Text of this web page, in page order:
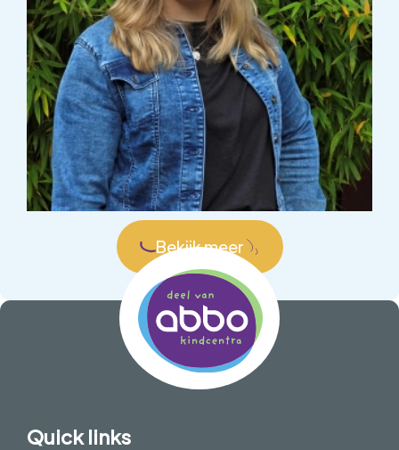
Bekijk meer
Quick links